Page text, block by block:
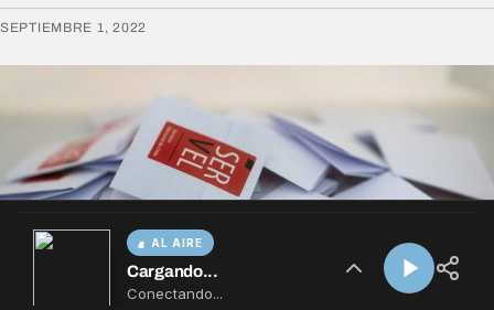
AL AIRE
Cargando...
Conectando...